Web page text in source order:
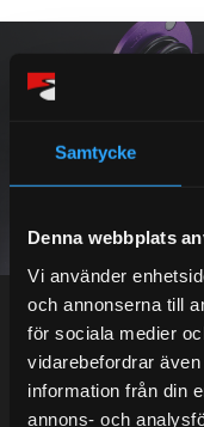
Samtycke
Denna webbplats
Vi använder
och annonserna till
för sociala medier
vidarebefordrar
information från din
annons- och
Kundtjänst telefon: